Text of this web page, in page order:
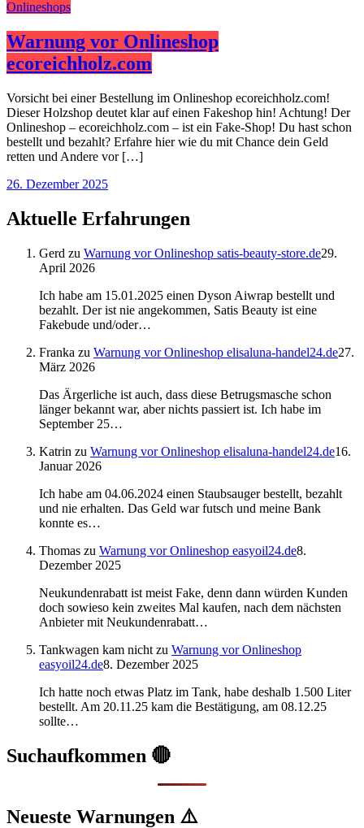
Onlineshops
Warnung vor Onlineshop
ecoreichholz.com
Vorsicht bei einer Bestellung im Onlineshop ecoreichholz.com!
Dieser Holzshop deutet klar auf einen Fakeshop hin! Achtung! Der
Onlineshop – ecoreichholz.com – ist ein Fake-Shop! Du hast schon
bestellt und bezahlt? Erfahre hier wie du mit Chance dein Geld
retten und Andere vor […]
26. Dezember 2025
Aktuelle Erfahrungen
Gerd zu Warnung vor Onlineshop satis-beauty-store.de29.
April 2026
Ich habe am 15.01.2025 einen Dyson Aiwrap bestellt und
bezahlt. Der ist nie angekommen, Satis Beauty ist eine
Fakebude und/oder…
Franka zu Warnung vor Onlineshop elisaluna-handel24.de27.
März 2026
Das Ärgerliche ist auch, dass diese Betrugsmasche schon
länger bekannt war, aber nichts passiert ist. Ich habe im
September 25…
Katrin zu Warnung vor Onlineshop elisaluna-handel24.de16.
Januar 2026
Ich habe am 04.06.2024 einen Staubsauger bestellt, bezahlt
und nie erhalten. Das Geld war futsch und meine Bank
konnte es…
Thomas zu Warnung vor Onlineshop easyoil24.de8.
Dezember 2025
Neukundenrabatt ist meist Fake, denn dann würden Kunden
doch sowieso kein zweites Mal kaufen, nach dem nächsten
Anbieter mit Neukundenrabatt…
Tankwagen kam nicht zu Warnung vor Onlineshop
easyoil24.de8. Dezember 2025
Ich hatte noch etwas Platz im Tank, habe deshalb 1.500 Liter
bestellt. Am 20.11.25 kam die Bestätigung, am 08.12.25
sollte…
Suchaufkommen 🔴
Neueste Warnungen ⚠️